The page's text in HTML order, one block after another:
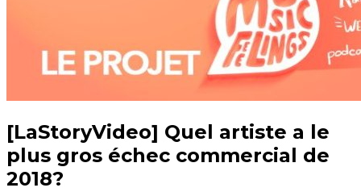
[LaStoryVideo] Quel artiste a le
plus gros échec commercial de
2018?